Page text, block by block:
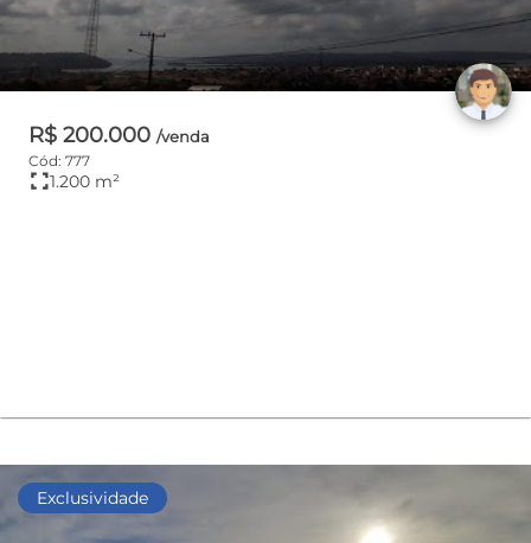
R$ 200.000 /venda
Cód: 777
fullscreen1.200 m²
Exclusividade